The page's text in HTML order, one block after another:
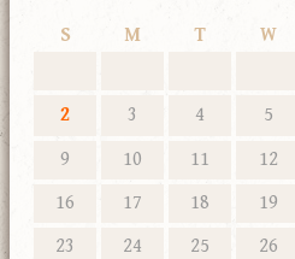
S M T W
2
3 4 5
9
10 11 12
16
17 18 19
23
24 25 26